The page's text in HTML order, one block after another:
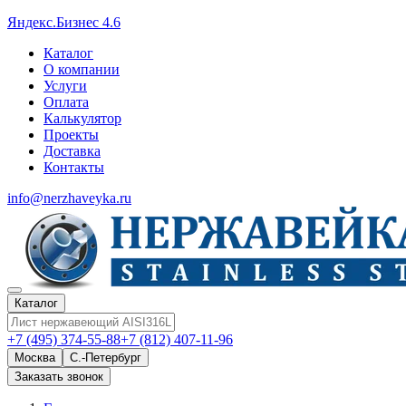
Яндекс.Бизнес 4.6
Каталог
О компании
Услуги
Оплата
Калькулятор
Проекты
Доставка
Контакты
info@nerzhaveyka.ru
Каталог
+7 (495) 374-55-88+7 (812) 407-11-96
Москва
С.-Петербург
Заказать звонок